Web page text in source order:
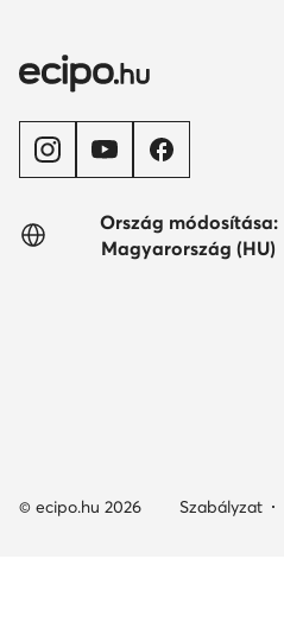
Ország módosítása:
Magyarország (HU)
© ecipo.hu 2026 Szabályzat